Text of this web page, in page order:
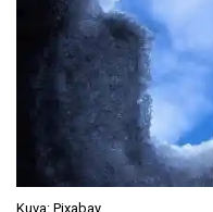
Kuva: Pixabay